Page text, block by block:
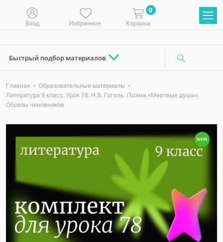
Вход Избранное
0
Корзина
Быстрый подбор материалов
Главная
Образовательные материалы
Литература 9 класс. Урок 78. Н.В. Гоголь. Поэма «Мертвые души».
Образы чиновников